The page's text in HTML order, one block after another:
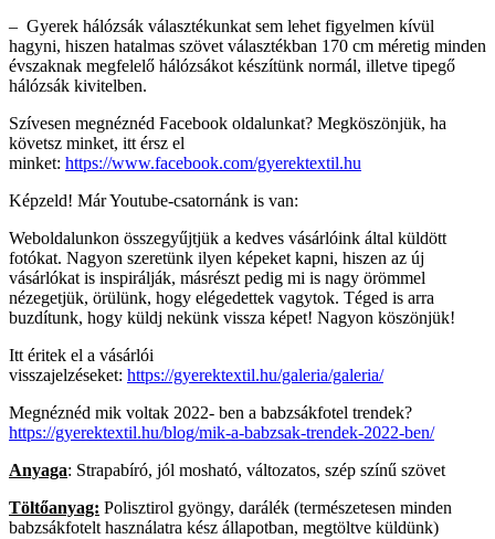
– Gyerek hálózsák választékunkat sem lehet figyelmen kívül
hagyni, hiszen hatalmas szövet választékban 170 cm méretig minden
évszaknak megfelelő hálózsákot készítünk normál, illetve tipegő
hálózsák kivitelben.
Szívesen megnéznéd Facebook oldalunkat? Megköszönjük, ha
követsz minket, itt érsz el
minket: https://www.facebook.com/gyerektextil.hu
Képzeld! Már Youtube-csatornánk is van:
Weboldalunkon összegyűjtjük a kedves vásárlóink által küldött
fotókat. Nagyon szeretünk ilyen képeket kapni, hiszen az új
vásárlókat is inspirálják, másrészt pedig mi is nagy örömmel
nézegetjük, örülünk, hogy elégedettek vagytok. Téged is arra
buzdítunk, hogy küldj nekünk vissza képet! Nagyon köszönjük!
Itt éritek el a vásárlói
visszajelzéseket: https://gyerektextil.hu/galeria/galeria/
Megnéznéd mik voltak 2022- ben a babzsákfotel trendek?
https://gyerektextil.hu/blog/mik-a-babzsak-trendek-2022-ben/
Anyaga: Strapabíró, jól mosható, változatos, szép színű szövet
Töltőanyag: Polisztirol gyöngy, darálék (természetesen minden
babzsákfotelt használatra kész állapotban, megtöltve küldünk)